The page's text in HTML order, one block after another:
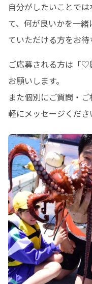
自分がしたいことで
て、何が良いかを一
ていただける方をお待
ご応募される方は「♡
お願いします。
また個別にご質問・
軽にメッセージくださ